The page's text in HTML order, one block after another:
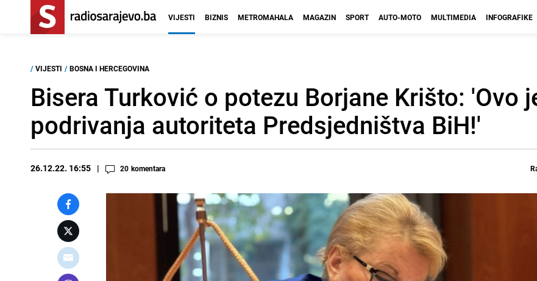
VIJESTI BIZNIS METROMAHALA MAGAZIN SPORT AUTO-MOTO MULTIMEDIA INFOGRAFIKE
/ VIJESTI / BOSNA I HERCEGOVINA
Bisera Turković o potezu Borjane Krišto: 'Ovo
podrivanja autoriteta Predsjedništva BiH!'
26.12.22. 16:55 20 komentara